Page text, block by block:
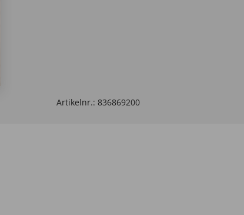
Artikelnr.: 836869200